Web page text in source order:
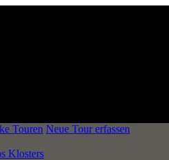
Touren Neue Tour erfassen
Klosters